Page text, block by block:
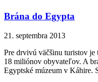
Brána do Egypta
21. septembra 2013
Pre drvivú väčšinu turistov je
18 miliónov obyvateľov. A
Egyptské múzeum v Káhire.